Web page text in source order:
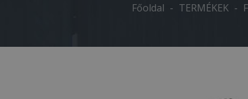
Főoldal - TERMÉKEK -